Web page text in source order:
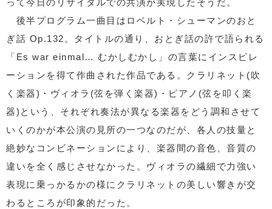
って今日のリサイタルでの共演が実現したそうだ。
後半プログラム一曲目はロベルト・シューマンのおと
ぎ話 Op.132。タイトルの通り、おとぎ話の許で語られる
「Es war einmal… むかしむかし」の言葉にインスピレ
ーションを得て作曲された作品である。クラリネット(吹
く楽器)・ヴィオラ(弦を弾く楽器)・ピアノ(弦を叩く楽
器)という、それぞれ奏法が異なる楽器をどう調和させて
いくのかが本公演の見所の一つなのだが、各人の技量と
絶妙なコンビネーションにより、楽器間の音色、音質の
違いを全く感じさせなかった。ヴィオラの繊細で力強い
表現に乗っかるかの様にクラリネットの美しい響きが交
わるところが印象的だった。